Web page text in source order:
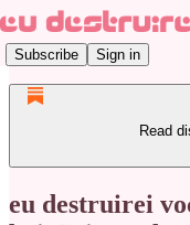
Subscribe Sign in
Read
eu destruirei